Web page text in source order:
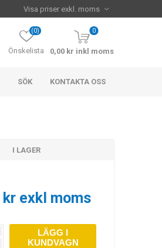
Önskelista
(0) 0
0,00 kr inkl moms
SÖK KONTAKTA OSS
I LAGER
kr exkl moms
LÄGG I
KUNDVAGN